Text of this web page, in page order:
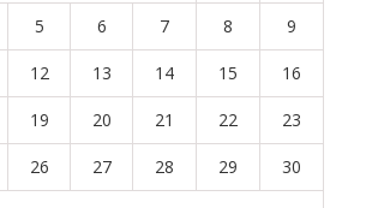
5 6 7 8 9
12 13 14 15 16
19 20 21 22 23
26 27 28 29 30